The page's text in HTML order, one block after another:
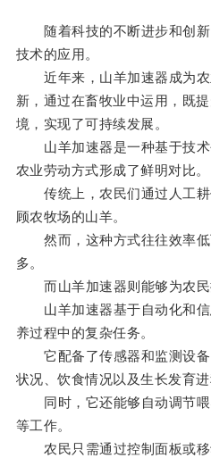
随着科技的不断进步和创新
技术的应用。
近年来，山羊加速器成为农
新，通过在畜牧业中运用，既
境，实现了可持续发展。
山羊加速器是一种基于技术
农业劳动方式形成了鲜明对比。
传统上，农民们通过人工耕
顾农牧场的山羊。
然而，这种方式往往效率低
多。
而山羊加速器则能够为农民
山羊加速器基于自动化和信
养过程中的复杂任务。
它配备了传感器和监测设备
状况、饮食情况以及生长发育进
同时，它还能够自动调节喂
等工作。
农民只需通过控制面板或移